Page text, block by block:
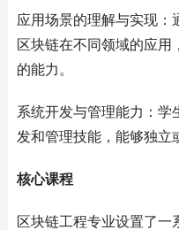
应用场景的理解与实现：
区块链在不同领域的应用
的能力。
系统开发与管理能力：学
发和管理技能，能够独立
核心课程
区块链工程专业设置了一